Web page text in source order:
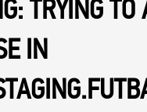
: TRYING TO
IN